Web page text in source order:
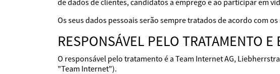
de dados de clientes, candidatos a emprego e ao participar em
Os seus dados pessoais serão sempre tratados de acordo com
RESPONSÁVEL PELO TRATAMENTO
O responsável pelo tratamento é a Team Internet AG,
"Team Internet").